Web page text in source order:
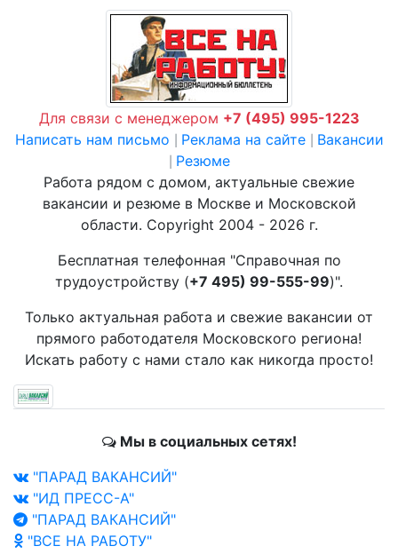
Для связи с менеджером +7 (495) 995-1223
Написать нам письмо
Реклама на сайте Вакансии
Резюме
Работа рядом с домом, актуальные свежие
вакансии и резюме в Москве и Московской
области. Copyright 2004 - 2026 г.
Бесплатная телефонная "Справочная по
трудоустройству (+7 495) 99-555-99)".
Только актуальная работа и свежие вакансии от
прямого работодателя Московского региона!
Искать работу с нами стало как никогда просто!
Мы в социальных сетях!
"ПАРАД ВАКАНСИЙ"
"ИД ПРЕСС-А"
"ПАРАД ВАКАНСИЙ"
"ВСЕ НА РАБОТУ"